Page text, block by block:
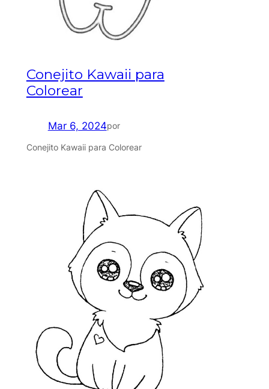
Conejito Kawaii para
Colorear
Mar 6, 2024por
Conejito Kawaii para Colorear